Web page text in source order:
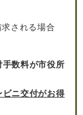
される場合
手数料が市役所
ビニ交付がお得